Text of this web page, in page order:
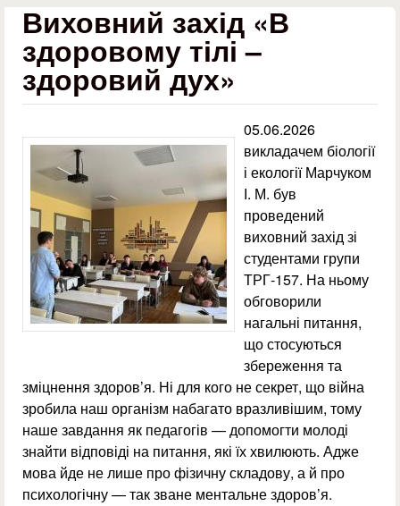
Виховний захід «В
здоровому тілі –
здоровий дух»
05.06.2026
викладачем біології
і екології Марчуком
І. М. був
проведений
виховний захід зі
студентами групи
ТРГ-157. На ньому
обговорили
нагальні питання,
що стосуються
збереження та
зміцнення здоров’я. Ні для кого не секрет, що війна
зробила наш організм набагато вразливішим, тому
наше завдання як педагогів — допомогти молоді
знайти відповіді на питання, які їх хвилюють. Адже
мова йде не лише про фізичну складову, а й про
психологічну — так зване ментальне здоров’я.